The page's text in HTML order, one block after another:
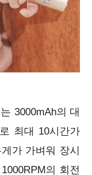
3000mAh의 대
최대 10시간가
가 가벼워 장시
의 회전